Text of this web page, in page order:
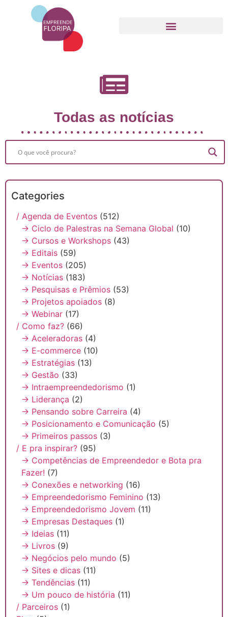
Todas as notícias
Categories
/ Agenda de Eventos (512)
→ Ciclo de Palestras na Semana Global (10)
→ Cursos e Workshops (43)
→ Editais (59)
→ Eventos (205)
→ Notícias (183)
→ Pesquisas e Prêmios (53)
→ Projetos apoiados (8)
→ Webinar (17)
/ Como faz? (66)
→ Aceleradoras (4)
→ E-commerce (10)
→ Estratégias (13)
→ Gestão (33)
→ Intraempreendedorismo (1)
→ Liderança (2)
→ Pensando sobre Carreira (4)
→ Posicionamento e Comunicação (5)
→ Primeiros passos (3)
/ E pra inspirar? (95)
→ Competências de Empreendedor e Bota pra
Fazer! (7)
→ Conexões e networking (16)
→ Empreendedorismo Feminino (13)
→ Empreendedorismo Jovem (11)
→ Empresas Destaques (1)
→ Ideias (11)
→ Livros (9)
→ Negócios pelo mundo (5)
→ Sites e dicas (11)
→ Tendências (11)
→ Um pouco de história (11)
/ Parceiros (1)